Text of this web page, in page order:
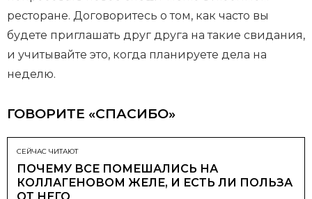
ресторане. Договоритесь о том, как часто вы
будете приглашать друг друга на такие свидания,
и учитывайте это, когда планируете дела на
неделю.
ГОВОРИТЕ «СПАСИБО»
СЕЙЧАС ЧИТАЮТ
ПОЧЕМУ ВСЕ ПОМЕШАЛИСЬ НА
КОЛЛАГЕНОВОМ ЖЕЛЕ, И ЕСТЬ ЛИ ПОЛЬЗА